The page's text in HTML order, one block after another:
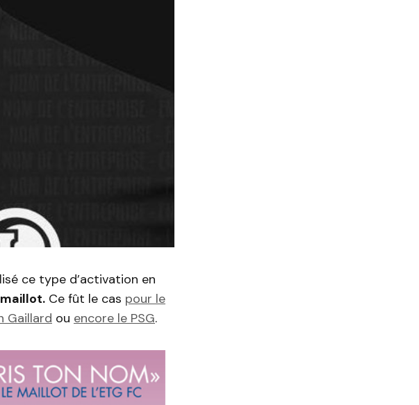
ce type d’activation en
Ce fût le cas pour le
Gaillard ou encore le PSG.